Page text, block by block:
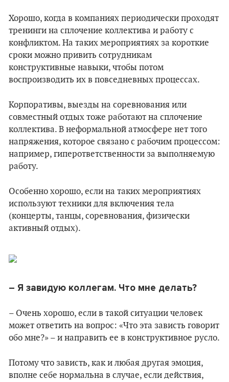
Хорошо, когда в компаниях периодически проходят
тренинги на сплочение коллектива и работу с
конфликтом. На таких мероприятиях за короткие
сроки можно привить сотрудникам
конструктивные навыки, чтобы потом
воспроизводить их в повседневных процессах.
Корпоративы, выезды на соревнования или
совместный отдых тоже работают на сплочение
коллектива. В неформальной атмосфере нет того
напряжения, которое связано с рабочим процессом:
например, гиперответственности за выполняемую
работу.
Особенно хорошо, если на таких мероприятиях
используют техники для включения тела
(концерты, танцы, соревнования, физически
активный отдых).
– Я завидую коллегам. Что мне делать?
– Очень хорошо, если в такой ситуации человек
может ответить на вопрос: «Что эта зависть говорит
обо мне?» – и направить ее в конструктивное русло.
Потому что зависть, как и любая другая эмоция,
вполне себе нормальна в случае, если действия,